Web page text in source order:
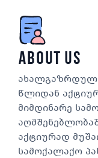
about us
წლიდან
მიმდინარე
აქტიურად
სამოქალაქო